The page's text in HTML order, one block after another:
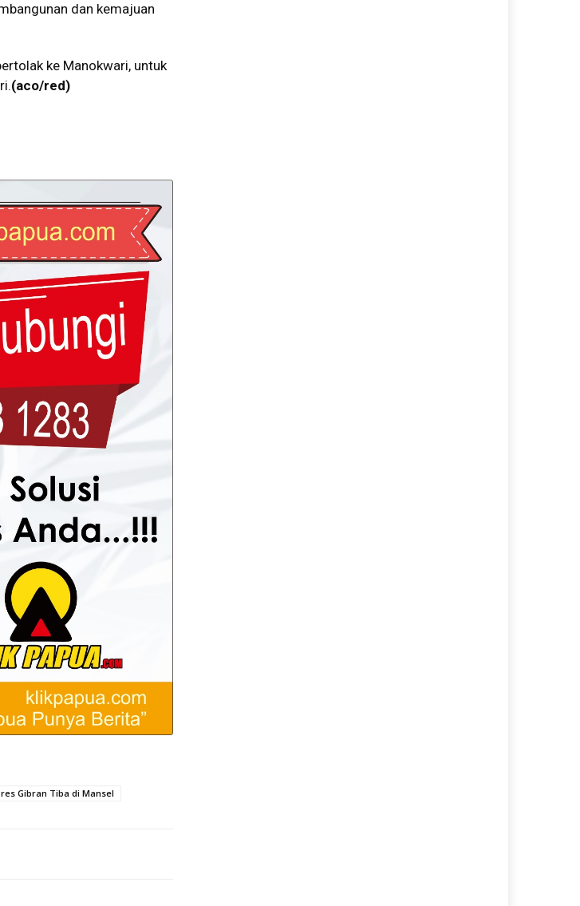
dan kemajuan
ke Manokwari, untuk
(aco/red)
Gibran Tiba di Mansel